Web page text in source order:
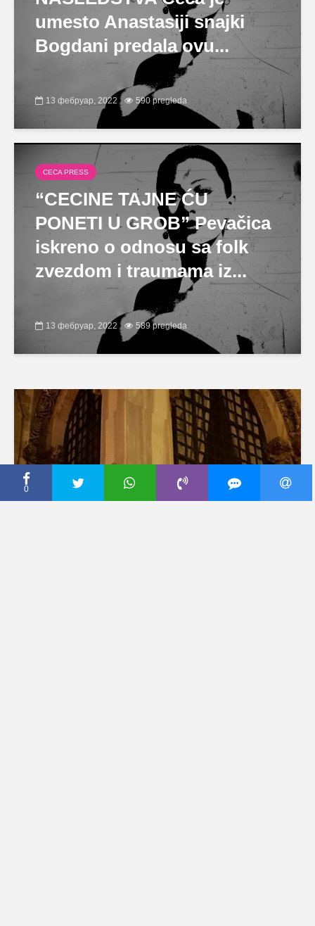
umesto Anastasiji snajki
Bogdani predala ovu...
13 фебруар, 2022 590 pregleda
CECA PRESS
“CECINE TAJNE ĆU
PONETI U GROB” Pevačica
iskreno o odnosu sa folk
zvezdom i traumama iz...
13 фебруар, 2022 589 pregleda
0